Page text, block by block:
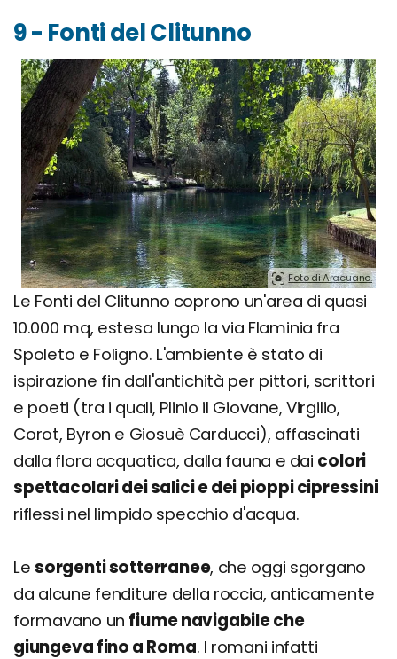
9 - Fonti del Clitunno
Foto di Aracuano.
Le Fonti del Clitunno coprono un'area di quasi
10.000 mq, estesa lungo la via Flaminia fra
Spoleto e Foligno. L'ambiente è stato di
ispirazione fin dall'antichità per pittori, scrittori
e poeti (tra i quali, Plinio il Giovane, Virgilio,
Corot, Byron e Giosuè Carducci), affascinati
dalla flora acquatica, dalla fauna e dai colori
spettacolari dei salici e dei pioppi cipressini
riflessi nel limpido specchio d'acqua.
Le sorgenti sotterranee, che oggi sgorgano
da alcune fenditure della roccia, anticamente
formavano un fiume navigabile che
giungeva fino a Roma. I romani infatti